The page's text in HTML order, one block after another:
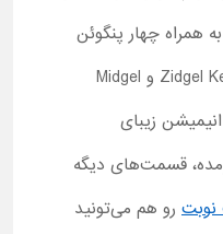
همراه چهار پنگوئن
Zidgel و Midgel
زیبای
قسمت‌های دیگه
نوبت رو هم می‌تونید